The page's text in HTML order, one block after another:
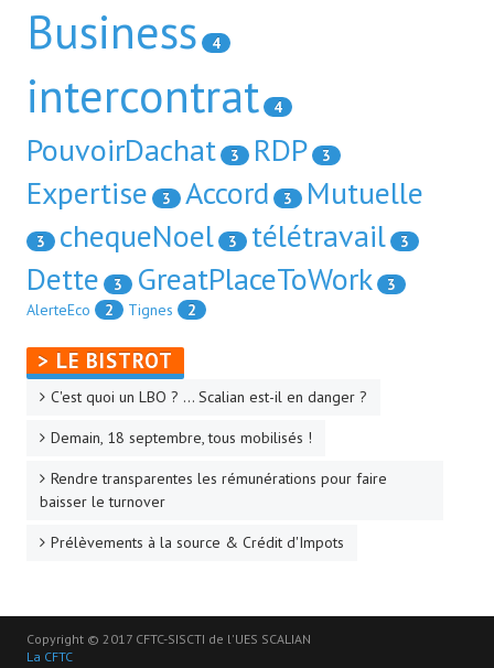
- Via la BAL SCALIAN
Tuto Authentification / Problème de connexion
Business 4
intercontrat 4
PouvoirDachat 3 RDP 3
Expertise 3 Accord 3 Mutuelle
3 chequeNoel 3 télétravail 3
Dette 3 GreatPlaceToWork
3
AlerteEco
2 Tignes 2
> LE BISTROT
C'est quoi un LBO ? ... Scalian est-il en danger ?
Demain, 18 septembre, tous mobilisés !
Rendre transparentes les rémunérations pour faire
baisser le turnover
Prélèvements à la source & Crédit d'Impots
Copyright © 2017 CFTC-SISCTI de l'UES SCALIAN
La CFTC